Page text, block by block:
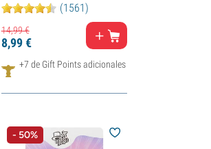
(1561)
14,99€
8,99€
+7 de Gift Points adicionales
- 50%